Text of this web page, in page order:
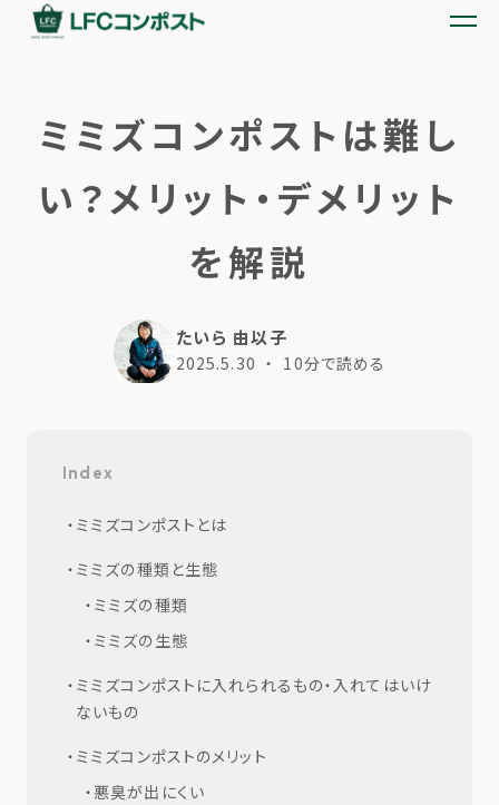
ミミズコンポストは難し
い？メリット・デメリット
を解説
たいら 由以子
2025.5.30 ・ 10分で読める
Index
ミミズコンポストとは
ミミズの種類と生態
ミミズの種類
ミミズの生態
ミミズコンポストに入れられるもの・入れてはいけ
ないもの
ミミズコンポストのメリット
悪臭が出にくい